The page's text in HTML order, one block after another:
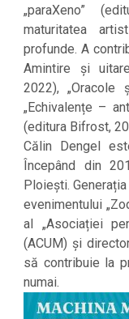
„paraXeno”
maturitatea
profunde. A
Amintire și
2022), „Oracole
„Echivalențe –
(editura Bifrost,
Călin Dengel
Începând din
Ploiești.
evenimentului
al „Asociației
(ACUM) și
să contribuie la
numai.